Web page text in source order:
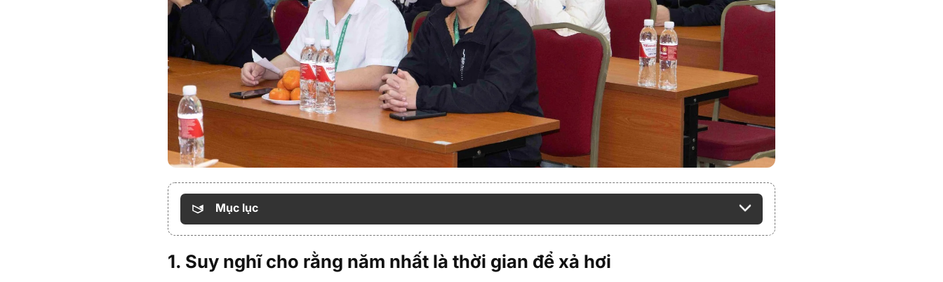
Mục lục
1. Suy nghĩ cho rằng năm nhất là thời gian để xả hơi